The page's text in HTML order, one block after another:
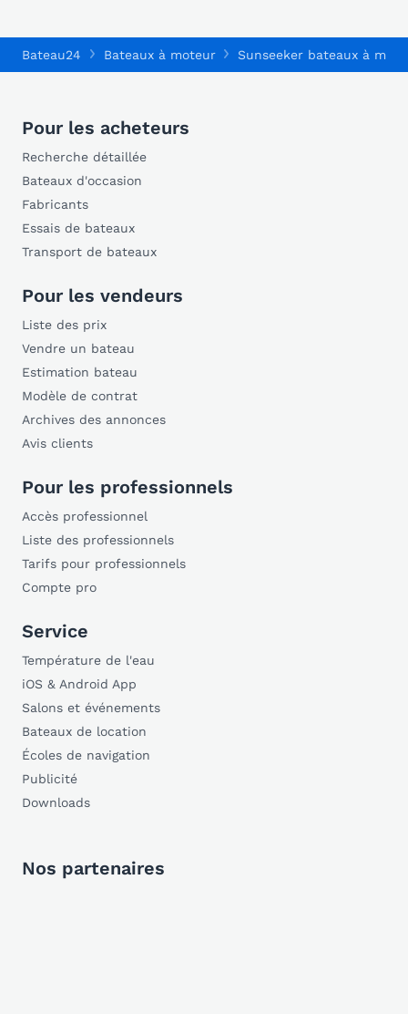
Bateau24 Bateaux à moteur Sunseeker bateaux à
Pour les acheteurs
Recherche détaillée
Bateaux d'occasion
Fabricants
Essais de bateaux
Transport de bateaux
Pour les vendeurs
Liste des prix
Vendre un bateau
Estimation bateau
Modèle de contrat
Archives des annonces
Avis clients
Pour les professionnels
Accès professionnel
Liste des professionnels
Tarifs pour professionnels
Compte pro
Service
Température de l'eau
iOS & Android App
Salons et événements
Bateaux de location
Écoles de navigation
Publicité
Downloads
Nos partenaires